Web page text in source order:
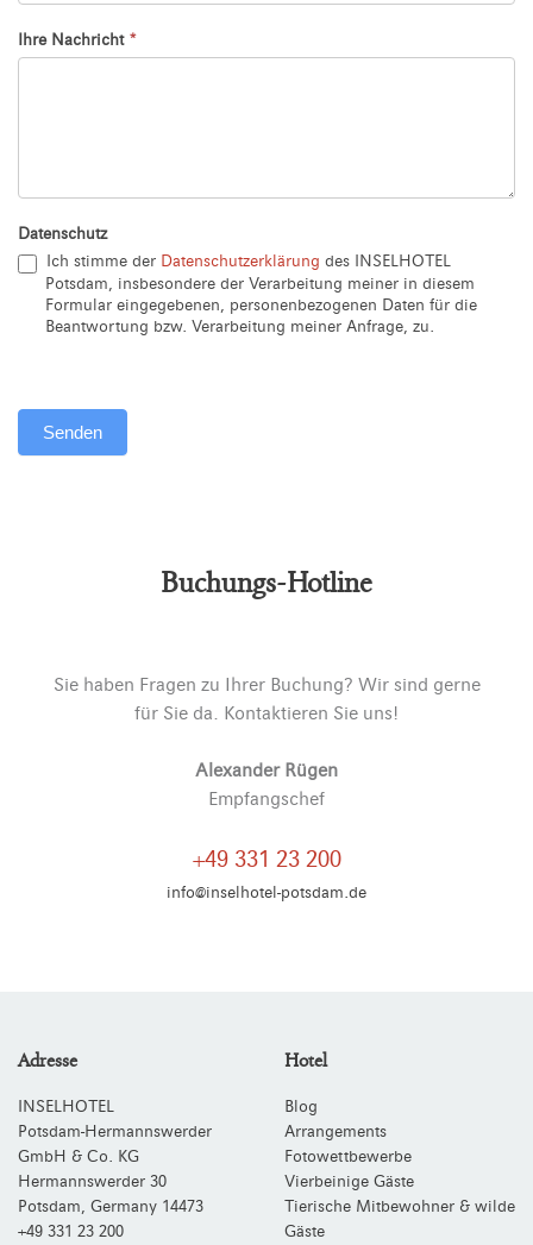
Ihre Nachricht *
Datenschutz
Ich stimme der Datenschutzerklärung des INSELHOTEL
Potsdam, insbesondere der Verarbeitung meiner in diesem
Formular eingegebenen, personenbezogenen Daten für die
Beantwortung bzw. Verarbeitung meiner Anfrage, zu.
Senden
Buchungs-Hotline
Sie haben Fragen zu Ihrer Buchung? Wir sind gerne
für Sie da. Kontaktieren Sie uns!
Alexander Rügen
Empfangschef
+49 331 23 200
info@inselhotel-potsdam.de
Adresse
INSELHOTEL
Potsdam-Hermannswerder
GmbH & Co. KG
Hermannswerder 30
Potsdam, Germany 14473
+49 331 23 200
Hotel
Blog
Arrangements
Fotowettbewerbe
Vierbeinige Gäste
Tierische Mitbewohner & wilde
Gäste